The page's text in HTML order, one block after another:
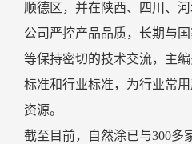
顺德区，并在陕西、四川、
公司严控产品品质，长期与
等保持密切的技术交流，主
标准和行业标准，为行业常
资源。
截至目前，自然涂已与300多